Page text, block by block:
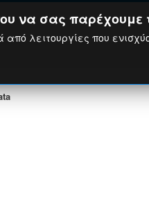
να σας παρέχουμε
λειτουργίες που